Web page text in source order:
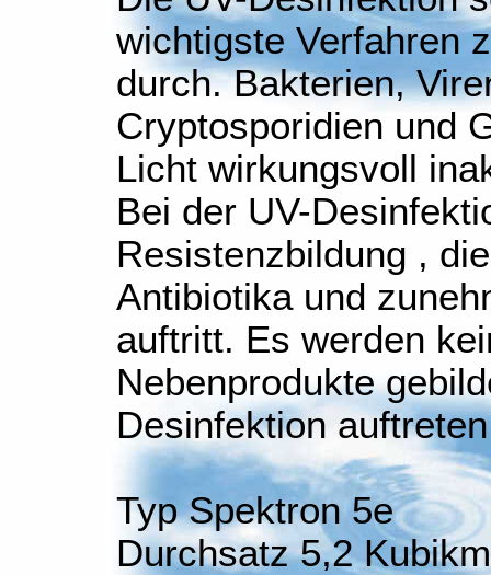
wichtigste Verfahren
durch. Bakterien,
Cryptosporidien und
Licht wirkungsvoll
Bei der UV-
Resistenzbildung ,
Antibiotika und
auftritt. Es werden
Nebenprodukte
Desinfektion
Typ Spektron 5e
Durchsatz 5,2